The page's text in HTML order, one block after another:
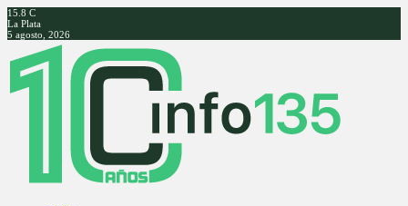
15.8 C
La Plata
5 agosto, 2026
Facebook
Twitter
Instagram
Youtube